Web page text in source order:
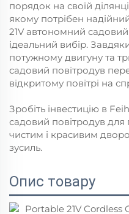
порядок на своїй
якому потрібен
21V автономний
ідеальний вибір.
потужному двигуну та
садовий повітродув
відкритому повітрі на
Зробіть інвестицію в
садовий повітродув для
чистим і красивим
зусиль.
Опис товару